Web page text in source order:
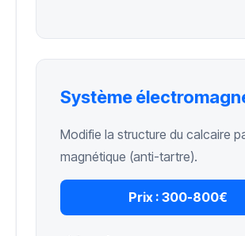
Système
Modifie la structure du calcaire
magnétique (anti-tartre).
Prix : 300-800€